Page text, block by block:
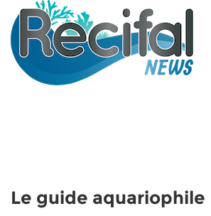
Le guide aquariophile